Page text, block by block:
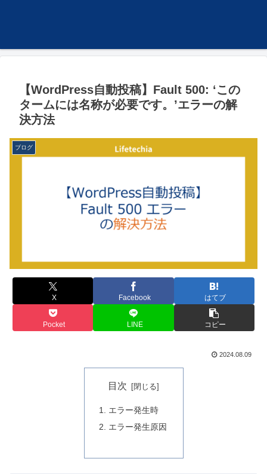
【WordPress自動投稿】Fault 500: ‘この
タームには名称が必要です。’エラーの解
決方法
ブログ
X Facebook はてブ
Pocket LINE コピー
2024.08.09
目次
エラー発生時
エラー発生原因